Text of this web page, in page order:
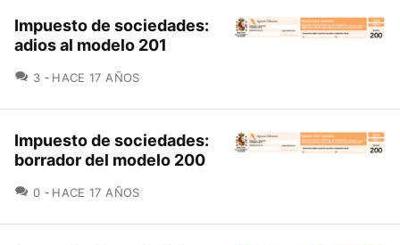
Impuesto de sociedades:
adios al modelo 201
3 COMENTARIOS
HACE 17 AÑOS
Impuesto de sociedades:
borrador del modelo 200
0 COMENTARIOS
HACE 17 AÑOS